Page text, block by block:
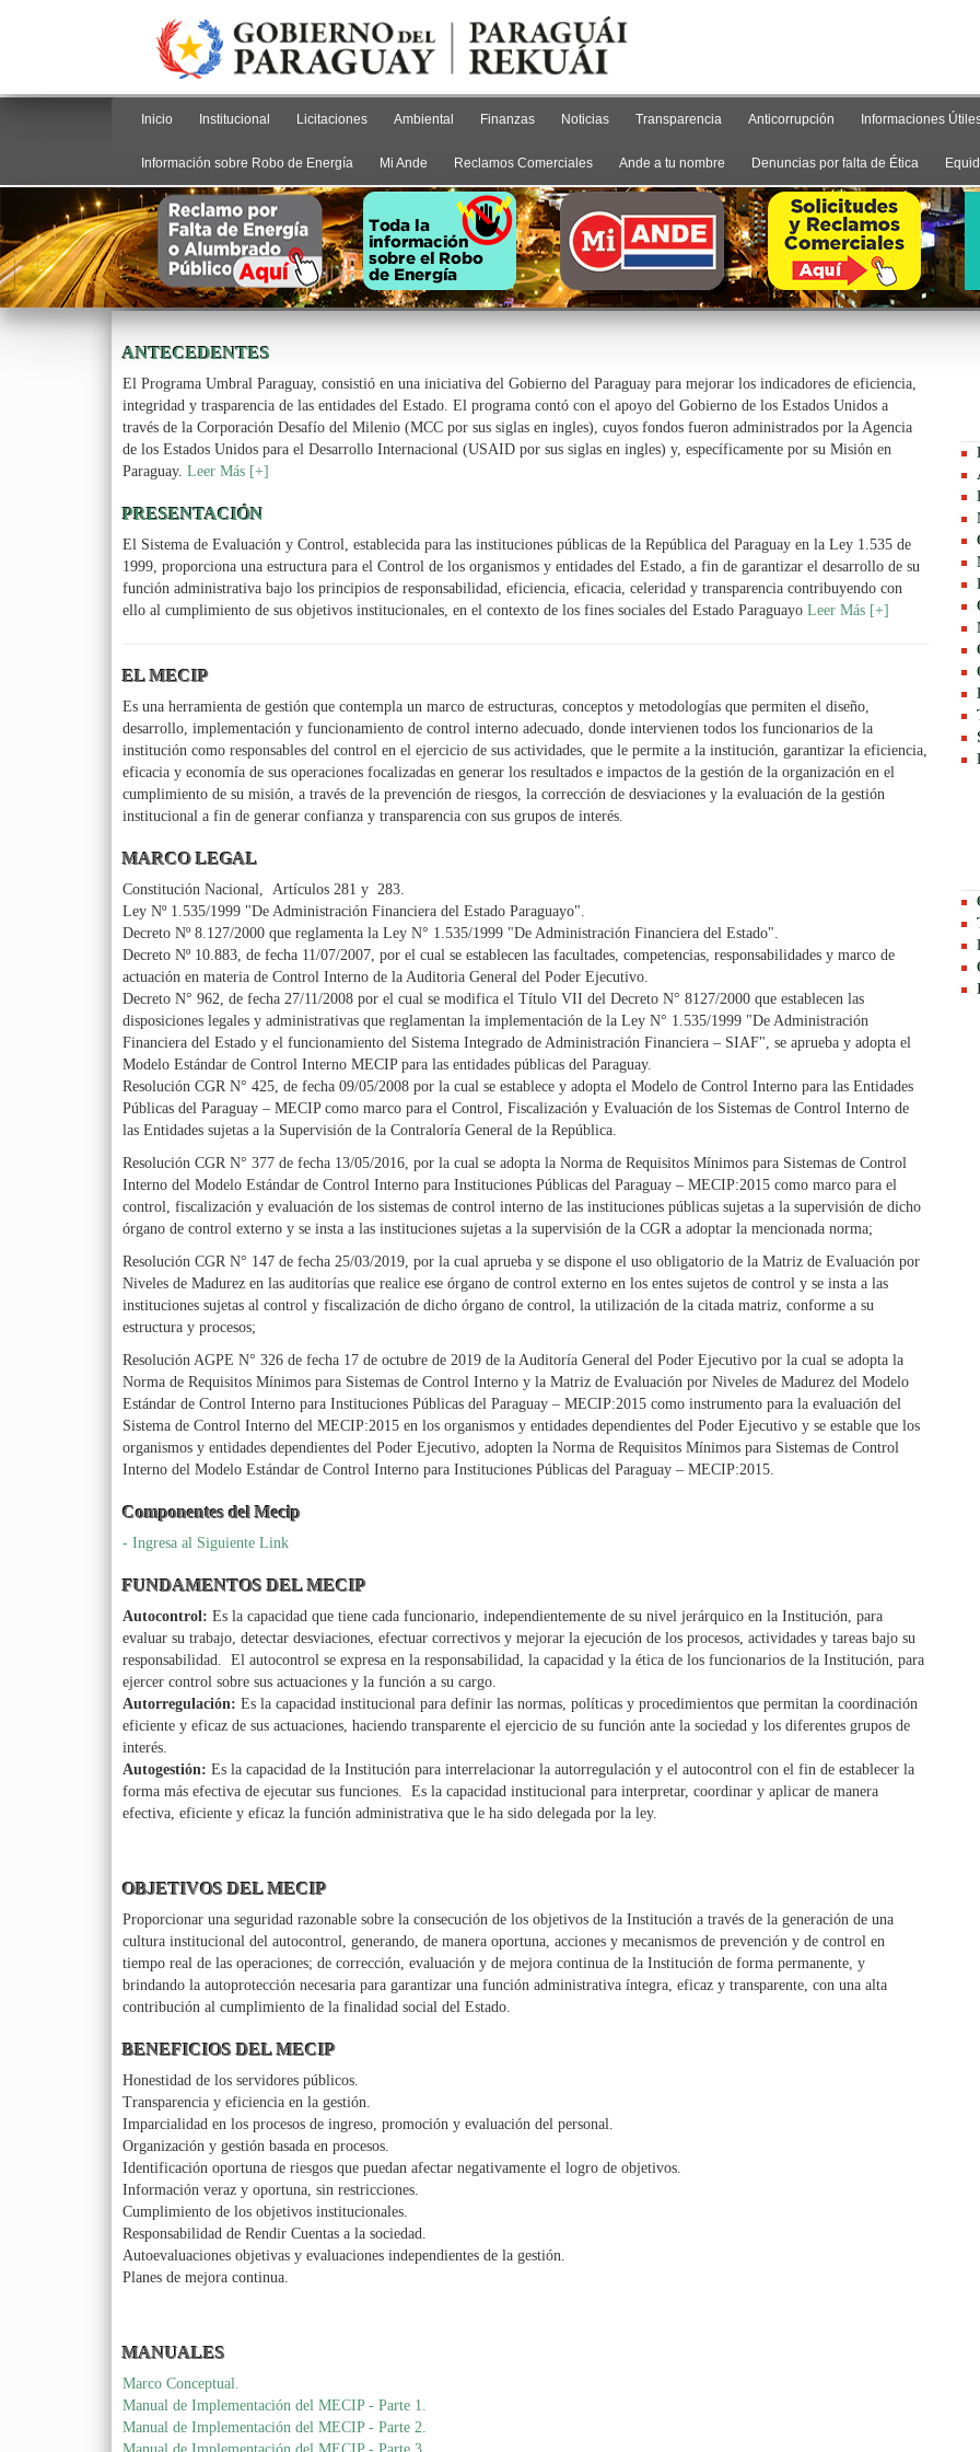
Inicio Institucional Licitaciones Ambiental Finanzas Noticias Transparencia Anticorrupción Informaciones
Información sobre Robo de Energía Mi Ande Reclamos Comerciales Ande a tu nombre Denuncias por falta de Ética
ANTECEDENTES
El Programa Umbral Paraguay, consistió en una iniciativa del Gobierno del Paraguay para mejorar los indicadores de eficiencia,
integridad y trasparencia de las entidades del Estado. El programa contó con el apoyo del Gobierno de los Estados Unidos a
través de la Corporación Desafío del Milenio (MCC por sus siglas en ingles), cuyos fondos fueron administrados por la Agencia
de los Estados Unidos para el Desarrollo Internacional (USAID por sus siglas en ingles) y, específicamente por su Misión en
Paraguay. Leer Más [+]
PRESENTACIÓN
El Sistema de Evaluación y Control, establecida para las instituciones públicas de la República del Paraguay en la Ley 1.535 de
1999, proporciona una estructura para el Control de los organismos y entidades del Estado, a fin de garantizar el desarrollo de su
función administrativa bajo los principios de responsabilidad, eficiencia, eficacia, celeridad y transparencia contribuyendo con
ello al cumplimiento de sus objetivos institucionales, en el contexto de los fines sociales del Estado Paraguayo Leer Más [+]
EL MECIP
Es una herramienta de gestión que contempla un marco de estructuras, conceptos y metodologías que permiten el diseño,
desarrollo, implementación y funcionamiento de control interno adecuado, donde intervienen todos los funcionarios de la
institución como responsables del control en el ejercicio de sus actividades, que le permite a la institución, garantizar la eficiencia,
eficacia y economía de sus operaciones focalizadas en generar los resultados e impactos de la gestión de la organización en el
cumplimiento de su misión, a través de la prevención de riesgos, la corrección de desviaciones y la evaluación de la gestión
institucional a fin de generar confianza y transparencia con sus grupos de interés.
MARCO LEGAL
Constitución Nacional, Artículos 281 y 283.
Ley Nº 1.535/1999 "De Administración Financiera del Estado Paraguayo".
Decreto Nº 8.127/2000 que reglamenta la Ley N° 1.535/1999 "De Administración Financiera del Estado".
Decreto Nº 10.883, de fecha 11/07/2007, por el cual se establecen las facultades, competencias, responsabilidades y marco de
actuación en materia de Control Interno de la Auditoria General del Poder Ejecutivo.
Decreto N° 962, de fecha 27/11/2008 por el cual se modifica el Título VII del Decreto N° 8127/2000 que establecen las
disposiciones legales y administrativas que reglamentan la implementación de la Ley N° 1.535/1999 "De Administración
Financiera del Estado y el funcionamiento del Sistema Integrado de Administración Financiera – SIAF", se aprueba y adopta el
Modelo Estándar de Control Interno MECIP para las entidades públicas del Paraguay.
Resolución CGR N° 425, de fecha 09/05/2008 por la cual se establece y adopta el Modelo de Control Interno para las Entidades
Públicas del Paraguay – MECIP como marco para el Control, Fiscalización y Evaluación de los Sistemas de Control Interno de
las Entidades sujetas a la Supervisión de la Contraloría General de la República.
Resolución CGR N° 377 de fecha 13/05/2016, por la cual se adopta la Norma de Requisitos Mínimos para Sistemas de Control
Interno del Modelo Estándar de Control Interno para Instituciones Públicas del Paraguay – MECIP:2015 como marco para el
control, fiscalización y evaluación de los sistemas de control interno de las instituciones públicas sujetas a la supervisión de dicho
órgano de control externo y se insta a las instituciones sujetas a la supervisión de la CGR a adoptar la mencionada norma;
Resolución CGR N° 147 de fecha 25/03/2019, por la cual aprueba y se dispone el uso obligatorio de la Matriz de Evaluación por
Niveles de Madurez en las auditorías que realice ese órgano de control externo en los entes sujetos de control y se insta a las
instituciones sujetas al control y fiscalización de dicho órgano de control, la utilización de la citada matriz, conforme a su
estructura y procesos;
Resolución AGPE N° 326 de fecha 17 de octubre de 2019 de la Auditoría General del Poder Ejecutivo por la cual se adopta la
Norma de Requisitos Mínimos para Sistemas de Control Interno y la Matriz de Evaluación por Niveles de Madurez del Modelo
Estándar de Control Interno para Instituciones Públicas del Paraguay – MECIP:2015 como instrumento para la evaluación del
Sistema de Control Interno del MECIP:2015 en los organismos y entidades dependientes del Poder Ejecutivo y se estable que los
organismos y entidades dependientes del Poder Ejecutivo, adopten la Norma de Requisitos Mínimos para Sistemas de Control
Interno del Modelo Estándar de Control Interno para Instituciones Públicas del Paraguay – MECIP:2015.
Componentes del Mecip
- Ingresa al Siguiente Link
FUNDAMENTOS DEL MECIP
Autocontrol: Es la capacidad que tiene cada funcionario, independientemente de su nivel jerárquico en la Institución, para
evaluar su trabajo, detectar desviaciones, efectuar correctivos y mejorar la ejecución de los procesos, actividades y tareas bajo su
responsabilidad. El autocontrol se expresa en la responsabilidad, la capacidad y la ética de los funcionarios de la Institución, para
ejercer control sobre sus actuaciones y la función a su cargo.
Autorregulación: Es la capacidad institucional para definir las normas, políticas y procedimientos que permitan la coordinación
eficiente y eficaz de sus actuaciones, haciendo transparente el ejercicio de su función ante la sociedad y los diferentes grupos de
interés.
Autogestión: Es la capacidad de la Institución para interrelacionar la autorregulación y el autocontrol con el fin de establecer la
forma más efectiva de ejecutar sus funciones. Es la capacidad institucional para interpretar, coordinar y aplicar de manera
efectiva, eficiente y eficaz la función administrativa que le ha sido delegada por la ley.
OBJETIVOS DEL MECIP
Proporcionar una seguridad razonable sobre la consecución de los objetivos de la Institución a través de la generación de una
cultura institucional del autocontrol, generando, de manera oportuna, acciones y mecanismos de prevención y de control en
tiempo real de las operaciones; de corrección, evaluación y de mejora continua de la Institución de forma permanente, y
brindando la autoprotección necesaria para garantizar una función administrativa íntegra, eficaz y transparente, con una alta
contribución al cumplimiento de la finalidad social del Estado.
BENEFICIOS DEL MECIP
Honestidad de los servidores públicos.
Transparencia y eficiencia en la gestión.
Imparcialidad en los procesos de ingreso, promoción y evaluación del personal.
Organización y gestión basada en procesos.
Identificación oportuna de riesgos que puedan afectar negativamente el logro de objetivos.
Información veraz y oportuna, sin restricciones.
Cumplimiento de los objetivos institucionales.
Responsabilidad de Rendir Cuentas a la sociedad.
Autoevaluaciones objetivas y evaluaciones independientes de la gestión.
Planes de mejora continua.
MANUALES
Marco Conceptual.
Manual de Implementación del MECIP - Parte 1.
Manual de Implementación del MECIP - Parte 2.